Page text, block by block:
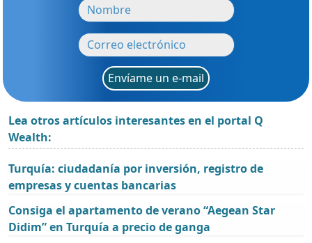
Envíame un e-mail
Lea otros artículos interesantes en el portal Q
Wealth:
Turquía: ciudadanía por inversión, registro de
empresas y cuentas bancarias
Consiga el apartamento de verano “Aegean Star
Didim” en Turquía a precio de ganga